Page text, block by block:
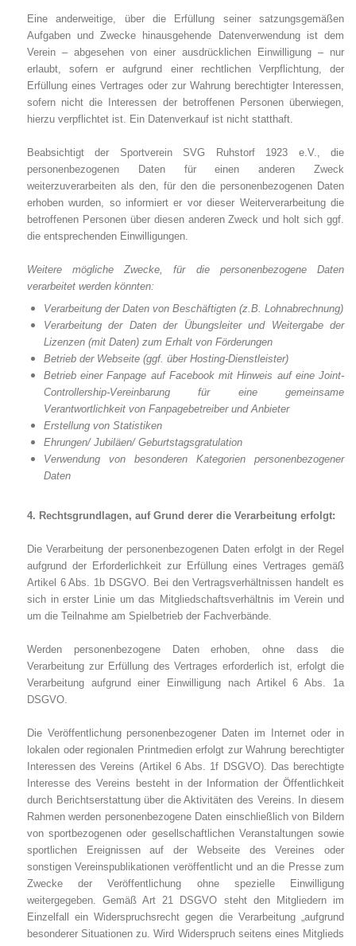
Eine anderweitige, über die Erfüllung seiner satzungsgemäßen
Aufgaben und Zwecke hinausgehende Datenverwendung ist dem
Verein – abgesehen von einer ausdrücklichen Einwilligung – nur
erlaubt, sofern er aufgrund einer rechtlichen Verpflichtung, der
Erfüllung eines Vertrages oder zur Wahrung berechtigter Interessen,
sofern nicht die Interessen der betroffenen Personen überwiegen,
hierzu verpflichtet ist. Ein Datenverkauf ist nicht statthaft.
Beabsichtigt der Sportverein SVG Ruhstorf 1923 e.V.
, die
personenbezogenen Daten für einen anderen Zweck
weiterzuverarbeiten als den, für den die personenbezogenen Daten
erhoben wurden, so informiert er vor dieser Weiterverarbeitung die
betroffenen Personen über diesen anderen Zweck und holt sich ggf.
die entsprechenden Einwilligungen.
Weitere mögliche Zwecke, für die personenbezogene Daten
verarbeitet werden könnten:
Verarbeitung der Daten von Beschäftigten (z.B. Lohnabrechnung)
Verarbeitung der Daten der Übungsleiter und Weitergabe der
Lizenzen (mit Daten) zum Erhalt von Förderungen
Betrieb der Webseite (ggf. über Hosting-Dienstleister)
Betrieb einer Fanpage auf Facebook mit Hinweis auf eine Joint-
Controllership-Vereinbarung für eine gemeinsame
Verantwortlichkeit von Fanpagebetreiber und Anbieter
Erstellung von Statistiken
Ehrungen/ Jubiläen/ Geburtstagsgratulation
Verwendung von besonderen Kategorien personenbezogener
Daten
4. Rechtsgrundlagen, auf Grund derer die Verarbeitung erfolgt:
Die Verarbeitung der personenbezogenen Daten erfolgt in der Regel
aufgrund der Erforderlichkeit zur Erfüllung eines Vertrages gemäß
Artikel 6 Abs. 1b DSGVO. Bei den Vertragsverhältnissen handelt es
sich in erster Linie um das Mitgliedschaftsverhältnis im Verein und
um die Teilnahme am Spielbetrieb der Fachverbände.
Werden personenbezogene Daten erhoben, ohne dass die
Verarbeitung zur Erfüllung des Vertrages erforderlich ist, erfolgt die
Verarbeitung aufgrund einer Einwilligung nach Artikel 6 Abs. 1a
DSGVO.
Die Veröffentlichung personenbezogener Daten im Internet oder in
lokalen oder regionalen Printmedien erfolgt zur Wahrung berechtigter
Interessen des Vereins (Artikel 6 Abs. 1f DSGVO). Das berechtigte
Interesse des Vereins besteht in der Information der Öffentlichkeit
durch Berichtserstattung über die Aktivitäten des Vereins. In diesem
Rahmen werden personenbezogene Daten einschließlich von Bildern
von sportbezogenen oder gesellschaftlichen Veranstaltungen sowie
sportlichen Ereignissen auf der Webseite des Vereines oder
sonstigen Vereinspublikationen veröffentlicht und an die Presse zum
Zwecke der Veröffentlichung ohne spezielle Einwilligung
weitergegeben. Gemäß Art 21 DSGVO steht den Mitgliedern im
Einzelfall ein Widerspruchsrecht gegen die Verarbeitung „aufgrund
besonderer Situationen zu. Wird Widerspruch seitens eines Mitglieds